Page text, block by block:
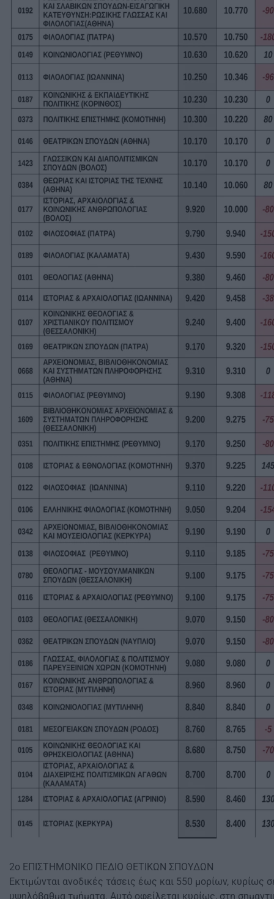
2ο ΕΠΙΣΤΗΜΟΝΙΚΟ ΠΕΔΙΟ ΘΕΤΙΚΩΝ ΣΠΟΥΔΩΝ
Εκτιμώνται ανοδικές τάσεις έως και 550 μορίων, κυρίως
υψηλόβαθμα τμήματα. Αυτό οφείλεται κυρίως, στη